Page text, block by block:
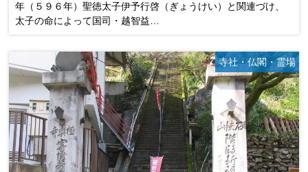
年（５９６年）聖徳太子伊予行啓（ぎょうけい）と関連づけ、
太子の命によって国司・越智益…
寺社・仏閣・霊場